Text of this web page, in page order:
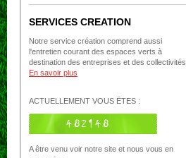
SERVICES CREATION
Notre service création comprend aussi
l'entretien courant des espaces verts à
destination des entreprises et des collectivités.
En savoir plus
ACTUELLEMENT VOUS ËTES :
A être venu voir notre site et nous vous en